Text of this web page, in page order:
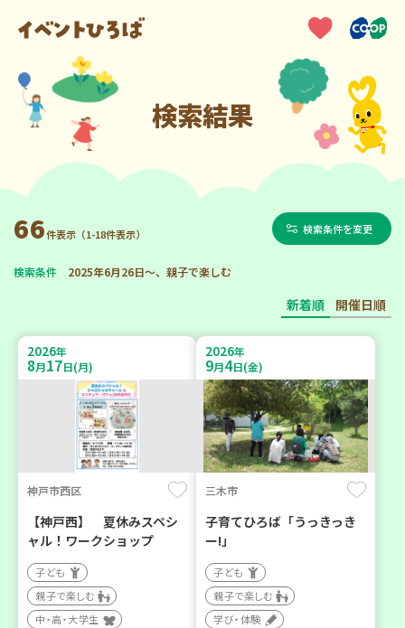
検索結果
66件表示（1-18件表示） 検索条件を変更
検索条件 2025年6月26日～、親子で楽しむ
新着順 開催日順
2026年
8月17日(月)
神戸市西区
【神戸西】 夏休みスペシ
ャル！ワークショップ
子ども
親子で楽しむ
中・高・大学生
2026年
9月4日(金)
三木市
子育てひろば「うっきっき
ー!」
子ども
親子で楽しむ
学び・体験